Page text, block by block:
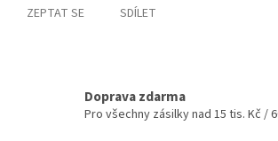
ZEPTAT SE SDÍLET
Doprava zdarma
Pro všechny zásilky nad 15 tis. Kč /